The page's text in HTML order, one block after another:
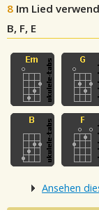
8 Im Lied
B, F, E
Ansehen